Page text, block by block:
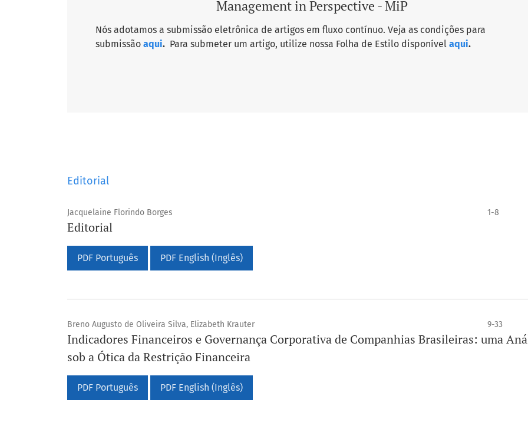
Management in Perspective - MiP
Nós adotamos a submissão eletrônica de artigos em fluxo contínuo. Veja as condições para
submissão aqui. Para submeter um artigo, utilize nossa Folha de Estilo disponível aqui.
Editorial
Jacquelaine Florindo Borges 1-8
Editorial
PDF Português PDF English (Inglês)
Breno Augusto de Oliveira Silva, Elizabeth Krauter 9-33
Indicadores Financeiros e Governança Corporativa de Companhias Brasileiras: uma
sob a Ótica da Restrição Financeira
PDF Português PDF English (Inglês)